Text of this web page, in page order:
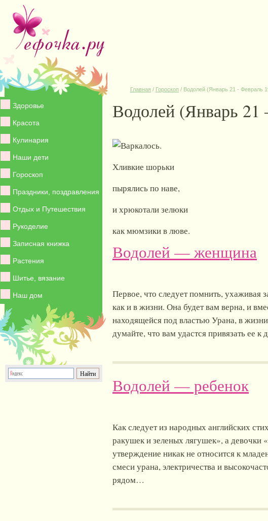
Здоровье
Красота
Кулинария
Наши дети
Гороскоп
Праздники, поздравления
Отдых и Путешествия
Рукоделие
Записная книжка
Растения
Шитье, вязание
Наш дом
Главная / Гороскоп / Водолей (Январь 21 - Февраль
Водолей (Январь
Варкалось.
Хливкие шорьки
пырялись по наве,
и хрюкотали зелюки
как мюмзики в люве.
Водолей — женщина
Первое, что следует помнить,
как и в жизни. Она будет вам верна, и
находящейся под властью Урана, в
думайте, что вам удастся привязать ее к
Водолей — ребенок
Как следует из народных английских
ракушек и зеленых лягушек», а девочки
утверждение никак не относится к
смеси урана, электричества и
рядом…